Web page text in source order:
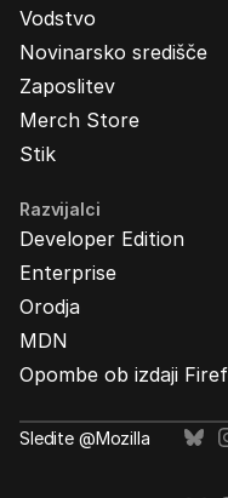
Vodstvo
Novinarsko središče
Zaposlitev
Merch Store
Stik
Razvijalci
Developer Edition
Enterprise
Orodja
MDN
Opombe ob izdaji
Sledite @Mozilla